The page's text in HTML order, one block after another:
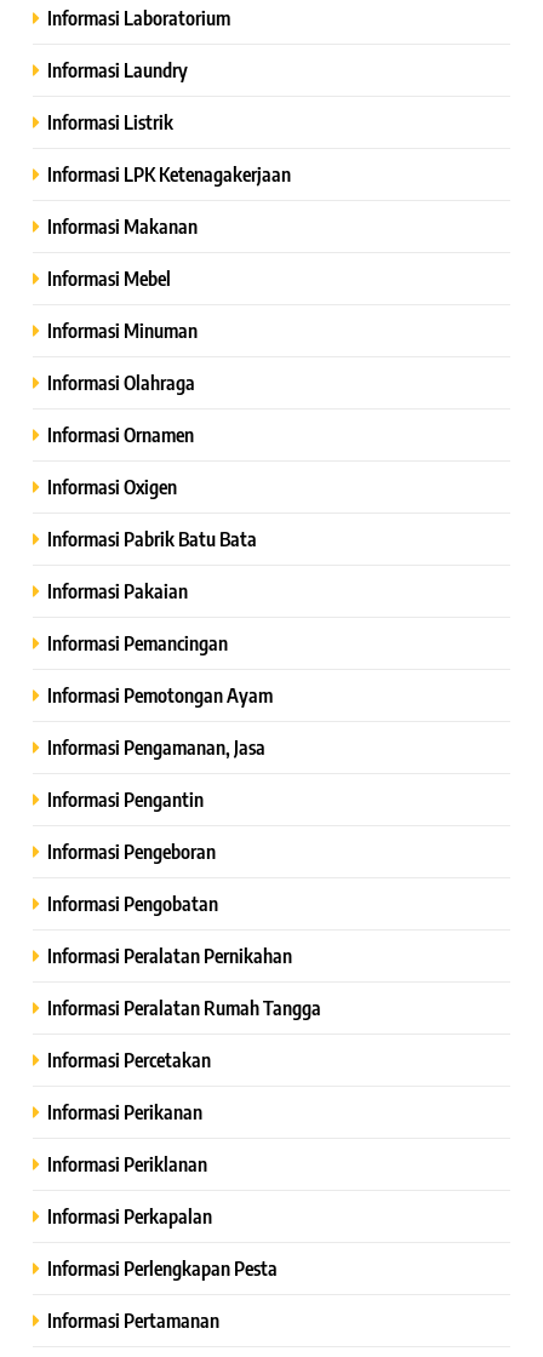
Informasi Laboratorium
Informasi Laundry
Informasi Listrik
Informasi LPK Ketenagakerjaan
Informasi Makanan
Informasi Mebel
Informasi Minuman
Informasi Olahraga
Informasi Ornamen
Informasi Oxigen
Informasi Pabrik Batu Bata
Informasi Pakaian
Informasi Pemancingan
Informasi Pemotongan Ayam
Informasi Pengamanan, Jasa
Informasi Pengantin
Informasi Pengeboran
Informasi Pengobatan
Informasi Peralatan Pernikahan
Informasi Peralatan Rumah Tangga
Informasi Percetakan
Informasi Perikanan
Informasi Periklanan
Informasi Perkapalan
Informasi Perlengkapan Pesta
Informasi Pertamanan